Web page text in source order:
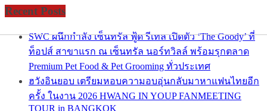
Recent Posts
SWC ผนึกกำลัง เซ็นทรัล ฟู้ด รีเทล เปิดตัว ‘The Goody’ ที่
ท็อปส์ สาขาแรก ณ เซ็นทรัล นอร์ทวิลล์ พร้อมรุกตลาด
Premium Pet Food & Pet Grooming ทั่วประเทศ
ฮวังอินยอบ เตรียมหอบความอบอุ่นกลับมาหาแฟนไทยอีก
ครั้ง ในงาน 2026 HWANG IN YOUP FANMEETING
TOUR in BANGKOK